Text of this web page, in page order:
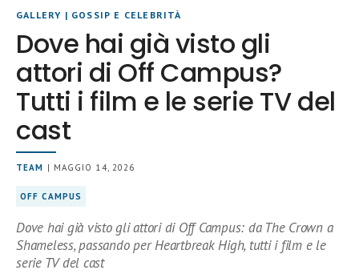
GALLERY | GOSSIP E CELEBRITÀ
Dove hai già visto gli
attori di Off Campus?
Tutti i film e le serie TV del
cast
TEAM | MAGGIO 14, 2026
OFF CAMPUS
Dove hai già visto gli attori di Off Campus: da The Crown a
Shameless, passando per Heartbreak High, tutti i film e le
serie TV del cast